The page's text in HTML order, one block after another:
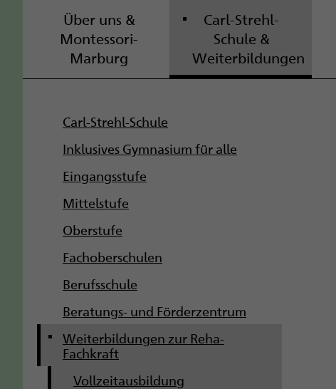
Über uns &
Montessori-
Marburg
Carl-Strehl-
Schule &
Weiterbildungen
g
a
Carl-Strehl-Schule
Inklusives Gymnasium für alle
Eingangsstufe
Mittelstufe
Oberstufe
Fachoberschulen
Berufsschule
Beratungs- und Förderzentrum
Weiterbildungen zur Reha-
Fachkraft
Vollzeitausbildung